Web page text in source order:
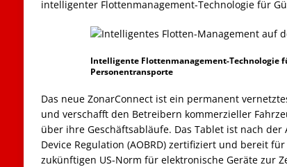
intelligenter Flottenmanagement-Technologie für
Intelligente Flottenmanagement-Technologie
Personentransporte
Das neue ZonarConnect ist ein permanent
und verschafft den Betreibern kommerzieller
über ihre Geschäftsabläufe. Das Tablet ist nach der
Device Regulation (AOBRD) zertifiziert und bereit
zukünftigen US-Norm für elektronische Geräte zur